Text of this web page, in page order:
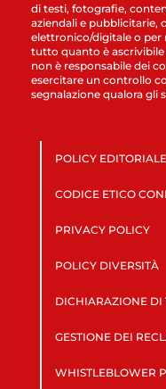
di testi, fotografie,
aziendali e pubblicitarie,
elettronico/digitale o per
tutto quanto è ascrivibile
non è responsabile dei
esercitare un controllo
segnalazione qualora gli
POLICY EDITORIALE
CODICE ETICO
PRIVACY POLICY
POLICY DIVERSITÀ
DICHIARAZIONE DI
GESTIONE DEI
WHISTLEBLOWER